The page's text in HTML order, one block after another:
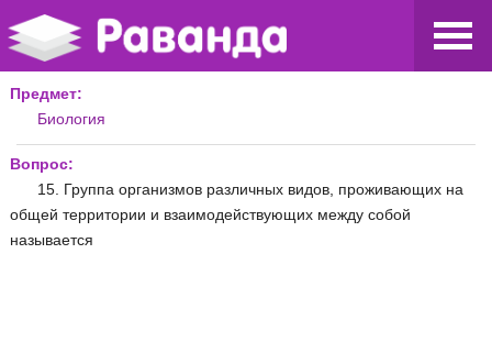
Предмет:
Биология
Вопрос:
15. Группа организмов различных видов, проживающих на
общей территории и взаимодействующих между собой
называется